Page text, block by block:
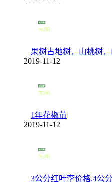
果树占地树，山桃树
2019-11-12
1年花椒苗
2019-11-12
3公分红叶李价格,4公